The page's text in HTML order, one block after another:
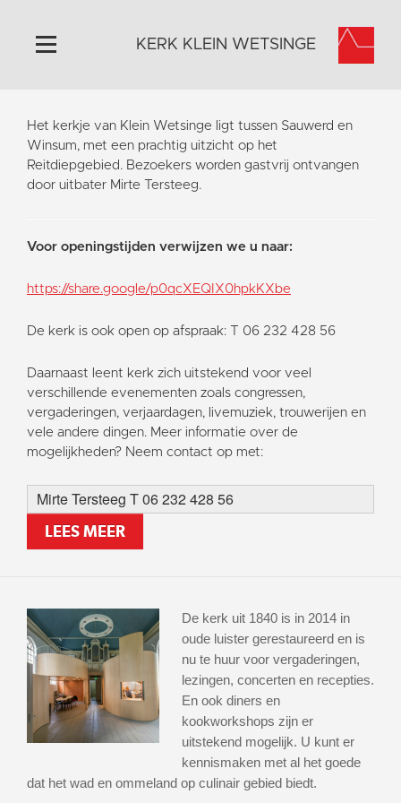
Home
Algemeen
Historie
Contact
Vaktaal
KERK KLEIN WETSINGE
Het kerkje van Klein Wetsinge ligt tussen Sauwerd en
Winsum, met een prachtig uitzicht op het
Reitdiepgebied. Bezoekers worden gastvrij ontvangen
door uitbater Mirte Tersteeg.
Voor openingstijden verwijzen we u naar:
https://share.google/p0qcXEQIX0hpkKXbe
De kerk is ook open op afspraak: T 06 232 428 56
Daarnaast leent kerk zich uitstekend voor veel
verschillende evenementen zoals congressen,
vergaderingen, verjaardagen, livemuziek, trouwerijen en
vele andere dingen. Meer informatie over de
mogelijkheden? Neem contact op met:
Mirte Tersteeg T 06 232 428 56
LEES MEER
De kerk uit 1840 is in 2014 in
oude luister gerestaureerd en is
nu te huur voor vergaderingen,
lezingen, concerten en recepties.
En ook diners en
kookworkshops zijn er
uitstekend mogelijk. U kunt er
kennismaken met al het goede
dat het wad en ommeland op culinair gebied biedt.